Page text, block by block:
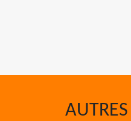
AUTRES